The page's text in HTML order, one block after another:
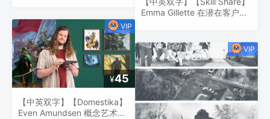
¥45
【中英双字】【Domestika】
Even Amundsen 概念艺术：
Emma Gillette 在潜在客户中